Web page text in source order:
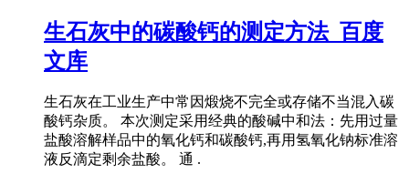
生石灰中的碳酸钙的测定方法_百度
文库
生石灰在工业生产中常因煅烧不完全或存储不当混入碳
酸钙杂质。 本次测定采用经典的酸碱中和法：先用过量
盐酸溶解样品中的氧化钙和碳酸钙,再用氢氧化钠标准溶
液反滴定剩余盐酸。 通 .